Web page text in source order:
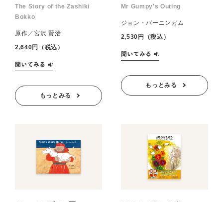
The Story of the Zashiki
Bokko
原作／宮沢 賢治
2,640円（税込）
もっとみる
Mr Gumpy's Outing
ジョン・バーニンガム
2,530円（税込）
もっとみる